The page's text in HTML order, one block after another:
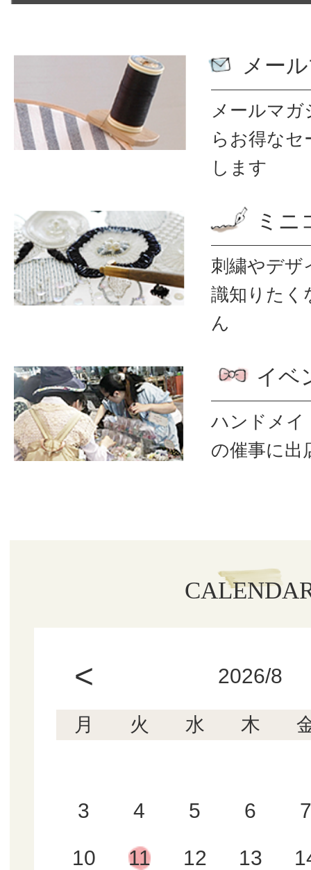
メー
メールマ
ら お得なセ
します
ミニ
刺繍やデザ
識知りたく
ん
イベ
ハンドメイ
の催事に出
< 2026/8
月 火 水 木
3 4 5 6 7
10 11 12 13